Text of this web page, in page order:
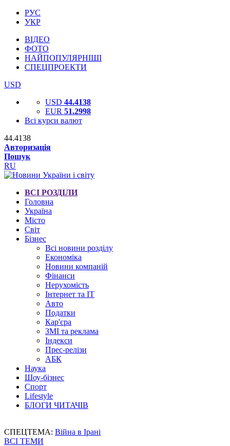
РУС
УКР
ВІДЕО
ФОТО
НАЙПОПУЛЯРНІШІ
СПЕЦПРОЕКТИ
USD
USD 44.4138
EUR 51.2998
Всі курси валют
44.4138
Авторизація
Пошук
RU
ВСІ РОЗДІЛИ
Головна
Україна
Місто
Світ
Бізнес
Всі новини розділу
Економіка
Новини компаній
Фінанси
Нерухомість
Інтернет та IT
Авто
Податки
Кар'єра
ЗМІ та реклама
Індекси
Прес-релізи
АБК
Наука
Шоу-бізнес
Спорт
Lifestyle
БЛОГИ ЧИТАЧІВ
СПЕЦТЕМА: Війна в Ірані
ВСІ ТЕМИ